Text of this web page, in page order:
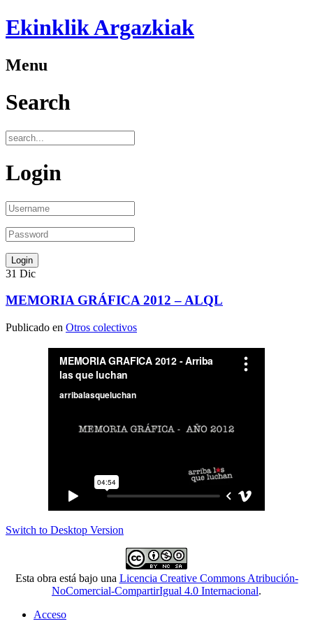
Ekinklik Argazkiak
Menu
Search
Login
31 Dic
MEMORIA GRÁFICA 2012 – ALQL
Publicado en Otros colectivos
Switch to Desktop Version
Esta obra está bajo una Licencia Creative Commons Atribución-
NoComercial-CompartirIgual 4.0 Internacional.
Acceso